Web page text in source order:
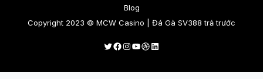
Blog
Copyright 2023 © MCW Casino | Đá Gà SV388 trả trước
Twitter
Facebook
Instagram
Youtube
Dribbble
LinkedIn